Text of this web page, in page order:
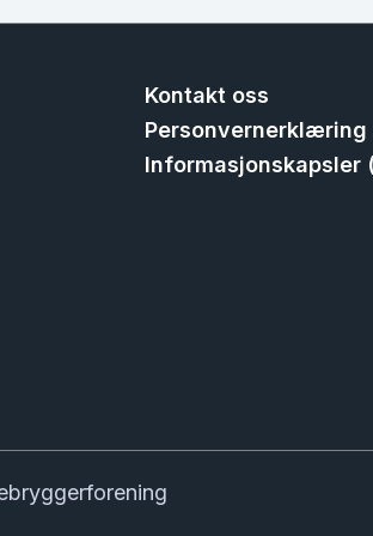
Kontakt oss
Personvernerklæring
Informasjonskapsler